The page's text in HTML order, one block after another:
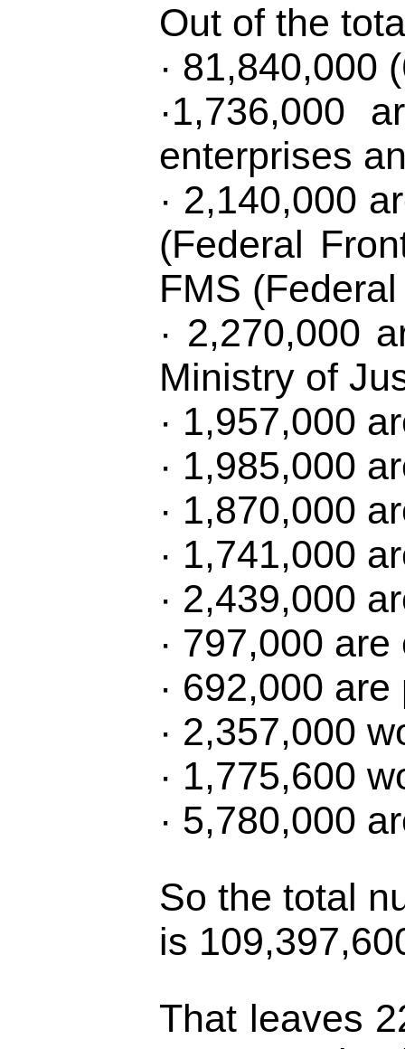
Out of the
· 81,840,000
·1,736,000
enterprises
· 2,140,000
(Federal
FMS
· 2,270,000
Ministry of
· 1,957,000
· 1,985,000
· 1,870,000
· 1,741,000
· 2,439,000
· 797,000
· 692,000
· 2,357,000
· 1,775,600
· 5,780,000
So the total
is
That leaves